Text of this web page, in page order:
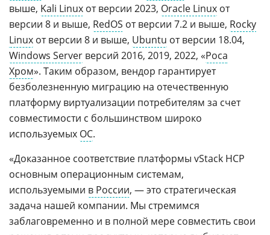
выше, Kali Linux от версии 2023, Oracle Linux от
версии 8 и выше, RedOS от версии 7.2 и выше, Rocky
Linux от версии 8 и выше, Ubuntu от версии 18.04,
Windows Server версий 2016, 2019, 2022, «Роса
Хром». Таким образом, вендор гарантирует
безболезненную миграцию на отечественную
платформу виртуализации потребителям за счет
совместимости с большинством широко
используемых ОС.
«Доказанное соответствие платформы vStack HCP
основным операционным системам,
используемыми в России, — это стратегическая
задача нашей компании. Мы стремимся
заблаговременно и в полной мере совместить свои